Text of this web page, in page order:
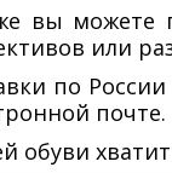
вы можете
или
по
почте.
обуви